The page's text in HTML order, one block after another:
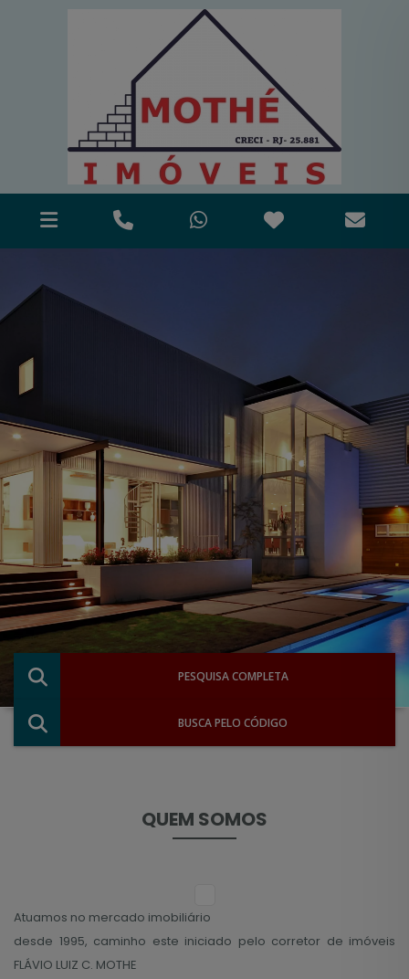
PESQUISA COMPLETA
BUSCA PELO CÓDIGO
QUEM SOMOS
Atuamos no mercado imobiliário
desde 1995, caminho este iniciado pelo corretor de imóveis
FLÁVIO LUIZ C. MOTHE